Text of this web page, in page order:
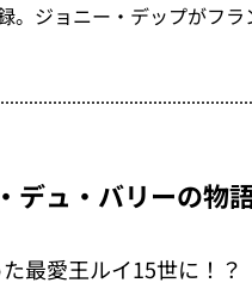
。ジョニー・デップがフ
デュ・バリーの物
最愛王ルイ15世に！